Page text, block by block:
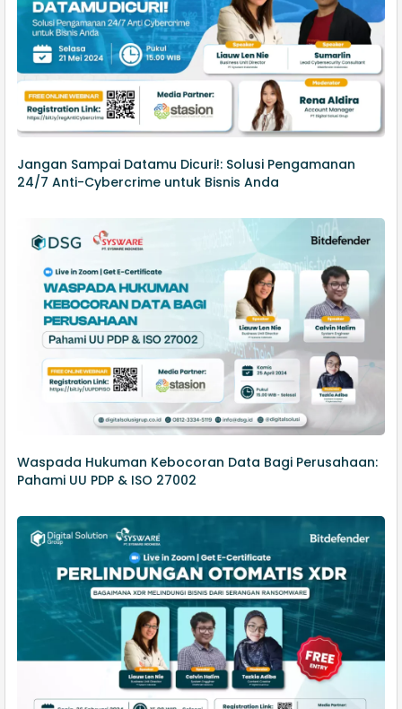
Jangan Sampai Datamu Dicuri!: Solusi Pengamanan
24/7 Anti-Cybercrime untuk Bisnis Anda
Waspada Hukuman Kebocoran Data Bagi Perusahaan:
Pahami UU PDP & ISO 27002